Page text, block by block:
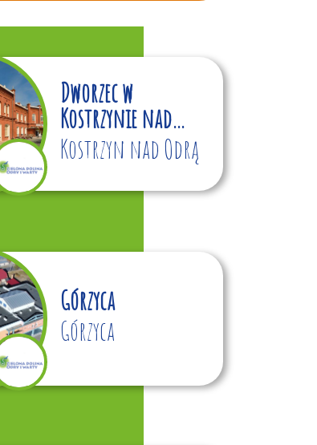
Dworzec w
Kostrzynie nad
Odrą
Kostrzyn nad Odrą
Górzyca
Górzyca